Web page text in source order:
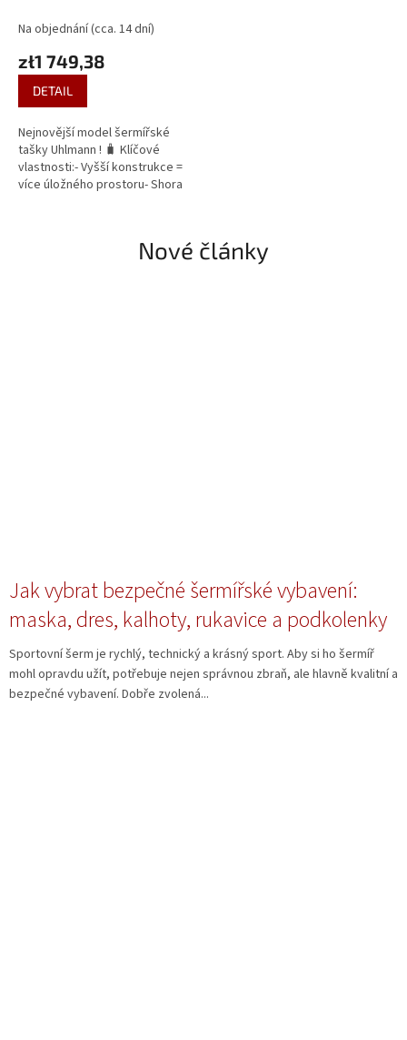
Na objednání (cca. 14 dní)
zł1 749,38
DETAIL
Nejnovější model šermířské
tašky Uhlmann ! 🧳 Klíčové
vlastnosti:- Vyšší konstrukce =
více úložného prostoru- Shora
Nové články
Jak vybrat bezpečné šermířské vybavení:
maska, dres, kalhoty, rukavice a podkolenky
Sportovní šerm je rychlý, technický a krásný sport. Aby si ho šermíř
mohl opravdu užít, potřebuje nejen správnou zbraň, ale hlavně kvalitní a
bezpečné vybavení. Dobře zvolená...